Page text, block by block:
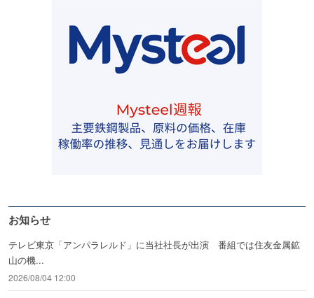
お知らせ
テレビ東京「アンパラレルド」に当社社長が出演 番組では住友金属鉱
山の機...
2026/08/04 12:00